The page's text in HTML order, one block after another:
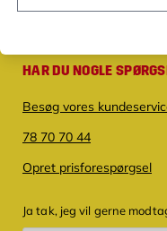
HAR DU NOGLE
Besøg vores
78 70 70 44
Opret prisforespørgsel
Ja tak, jeg vil gerne